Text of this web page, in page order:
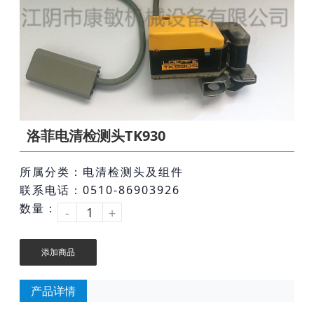
洛菲电清检测头TK930
所属分类：电清检测头及组件
联系电话：0510-86903926
数量：
- +
添加商品
产品详情